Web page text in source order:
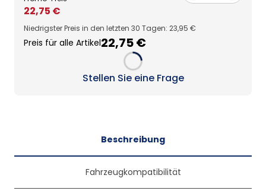
22,75 €
Niedrigster Preis in den letzten 30 Tagen: 23,95 €
Preis für alle Artikel22,75 €
Loading...
Stellen Sie eine Frage
Beschreibung
Fahrzeugkompatibilität